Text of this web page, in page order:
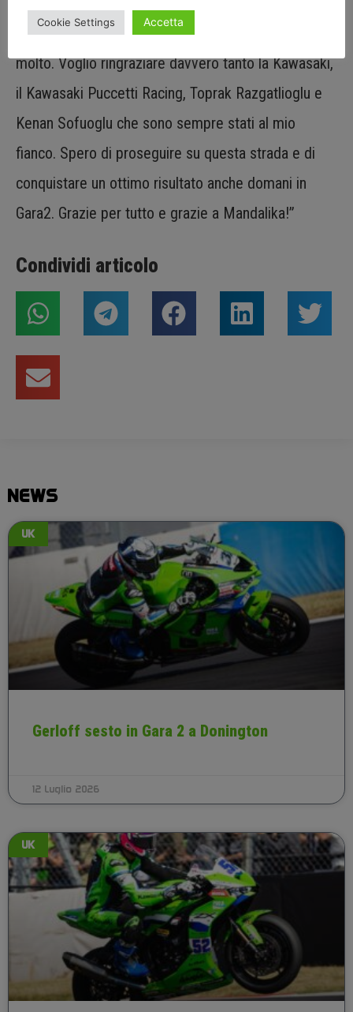
Una gara fantastica nella quale mi sono divertito
molto. Voglio ringraziare davvero tanto la Kawasaki,
il Kawasaki Puccetti Racing, Toprak Razgatlioglu e
Kenan Sofuoglu che sono sempre stati al mio
fianco. Spero di proseguire su questa strada e di
conquistare un ottimo risultato anche domani in
Gara2. Grazie per tutto e grazie a Mandalika!”
Condividi articolo
NEWS
UK
Gerloff sesto in Gara 2 a Donington
12 Luglio 2026
UK
Cookie Settings Accetta